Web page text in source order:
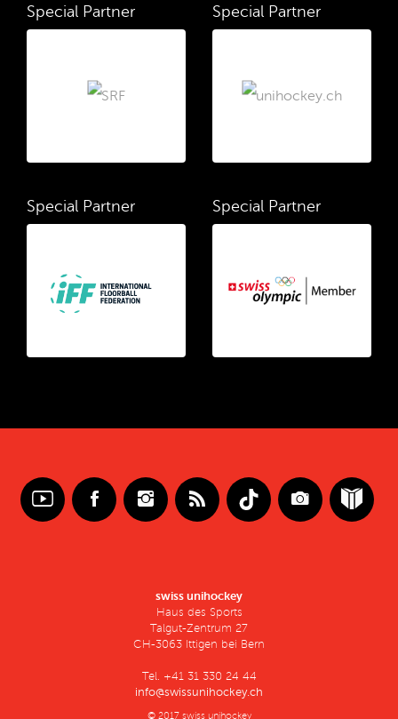
Special Partner Special Partner
Special Partner Special Partner
swiss unihockey
Haus des Sports
Talgut-Zentrum 27
CH-3063 Ittigen bei Bern
Tel. +41 31 330 24 44
info@swissunihockey.ch
© 2017 swiss unihockey